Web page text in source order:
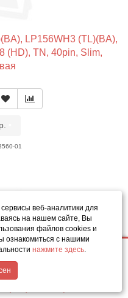
LP156WH3 (TL)(BA),
(HD), TN, 40pin, Slim,
01
LP156WH3 (TL)(BC),
Купить
звонок
в MAX
веб-аналитики для
на нашем сайте, Вы
файлов cookies и
ознакомиться с нашими
нажмите здесь.